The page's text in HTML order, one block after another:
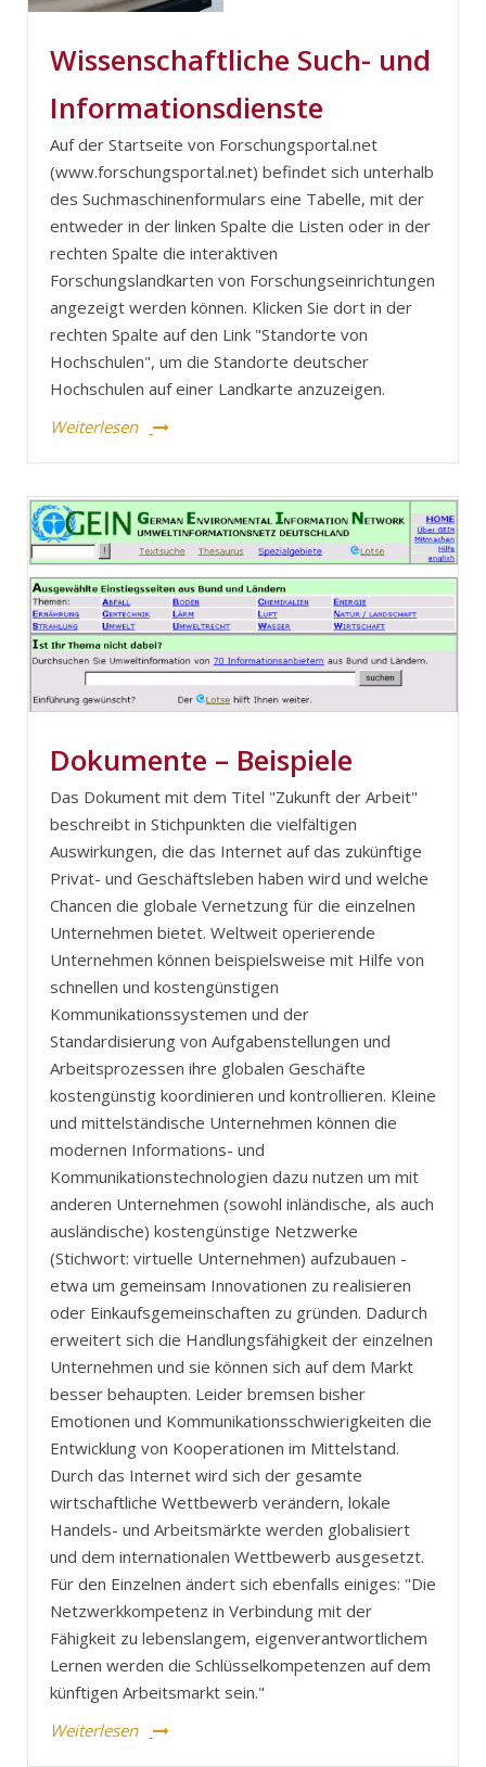
Wissenschaftliche Such- und
Informationsdienste
Auf der Startseite von Forschungsportal.net
(www.forschungsportal.net) befindet sich unterhalb
des Suchmaschinenformulars eine Tabelle, mit der
entweder in der linken Spalte die Listen oder in der
rechten Spalte die interaktiven
Forschungslandkarten von Forschungseinrichtungen
angezeigt werden können. Klicken Sie dort in der
rechten Spalte auf den Link "Standorte von
Hochschulen", um die Standorte deutscher
Hochschulen auf einer Landkarte anzuzeigen.
Weiterlesen
Dokumente – Beispiele
Das Dokument mit dem Titel "Zukunft der Arbeit"
beschreibt in Stichpunkten die vielfältigen
Auswirkungen, die das Internet auf das zukünftige
Privat- und Geschäftsleben haben wird und welche
Chancen die globale Vernetzung für die einzelnen
Unternehmen bietet. Weltweit operierende
Unternehmen können beispielsweise mit Hilfe von
schnellen und kostengünstigen
Kommunikationssystemen und der
Standardisierung von Aufgabenstellungen und
Arbeitsprozessen ihre globalen Geschäfte
kostengünstig koordinieren und kontrollieren. Kleine
und mittelständische Unternehmen können die
modernen Informations- und
Kommunikationstechnologien dazu nutzen um mit
anderen Unternehmen (sowohl inländische, als auch
ausländische) kostengünstige Netzwerke
(Stichwort: virtuelle Unternehmen) aufzubauen -
etwa um gemeinsam Innovationen zu realisieren
oder Einkaufsgemeinschaften zu gründen. Dadurch
erweitert sich die Handlungsfähigkeit der einzelnen
Unternehmen und sie können sich auf dem Markt
besser behaupten. Leider bremsen bisher
Emotionen und Kommunikationsschwierigkeiten die
Entwicklung von Kooperationen im Mittelstand.
Durch das Internet wird sich der gesamte
wirtschaftliche Wettbewerb verändern, lokale
Handels- und Arbeitsmärkte werden globalisiert
und dem internationalen Wettbewerb ausgesetzt.
Für den Einzelnen ändert sich ebenfalls einiges: "Die
Netzwerkkompetenz in Verbindung mit der
Fähigkeit zu lebenslangem, eigenverantwortlichem
Lernen werden die Schlüsselkompetenzen auf dem
künftigen Arbeitsmarkt sein."
Weiterlesen